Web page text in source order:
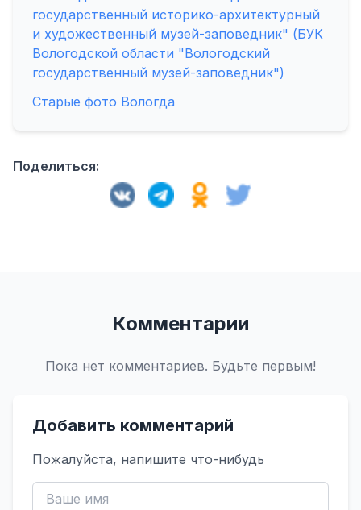
государственный историко-архитектурный
и художественный музей-заповедник" (БУК
Вологодской области "Вологодский
государственный музей-заповедник")
Старые фото Вологда
Поделиться:
Комментарии
Пока нет комментариев. Будьте первым!
Добавить комментарий
Пожалуйста, напишите что-нибудь